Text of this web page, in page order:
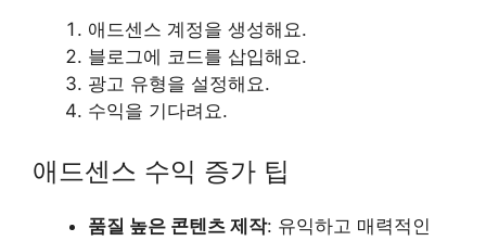
애드센스 계정을 생성해요.
블로그에 코드를 삽입해요.
광고 유형을 설정해요.
수익을 기다려요.
애드센스 수익 증가 팁
품질 높은 콘텐츠 제작: 유익하고 매력적인